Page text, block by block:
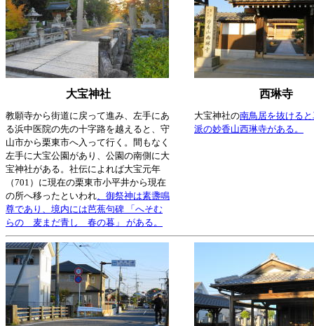
大宝神社 西琳寺
教願寺から街道に戻って進み、左手にあ
る浜中医院の先の十字路を越えると、守
山市から栗東市へ入って行く。間もなく
左手に大宝公園があり、公園の南側に大
宝神社がある。社伝によれば大宝元年
（701）に現在の栗東市小平井から現在
の所へ移ったといわれ、御祭神は素盞鳴
尊であり、境内には芭蕉句碑 「へそむ
らの 麦まだ青し 春の暮」 がある。
大宝神社の南鳥居を抜ける
派の妙香山西琳寺がある。